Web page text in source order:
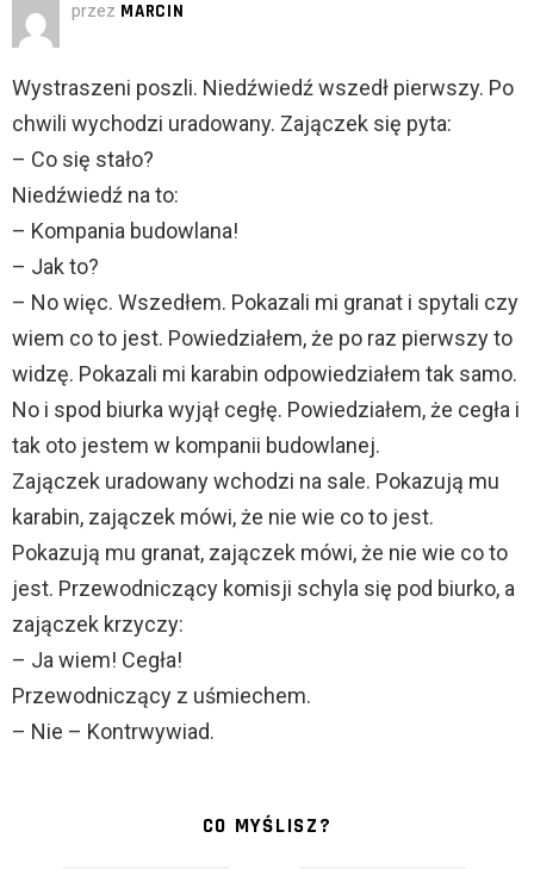
przez MARCIN
Wystraszeni poszli. Niedźwiedź wszedł pierwszy. Po
chwili wychodzi uradowany. Zajączek się pyta:
– Co się stało?
Niedźwiedź na to:
– Kompania budowlana!
– Jak to?
– No więc. Wszedłem. Pokazali mi granat i spytali czy
wiem co to jest. Powiedziałem, że po raz pierwszy to
widzę. Pokazali mi karabin odpowiedziałem tak samo.
No i spod biurka wyjął cegłę. Powiedziałem, że cegła i
tak oto jestem w kompanii budowlanej.
Zajączek uradowany wchodzi na sale. Pokazują mu
karabin, zajączek mówi, że nie wie co to jest.
Pokazują mu granat, zajączek mówi, że nie wie co to
jest. Przewodniczący komisji schyla się pod biurko, a
zajączek krzyczy:
– Ja wiem! Cegła!
Przewodniczący z uśmiechem.
– Nie – Kontrwywiad.
CO MYŚLISZ?